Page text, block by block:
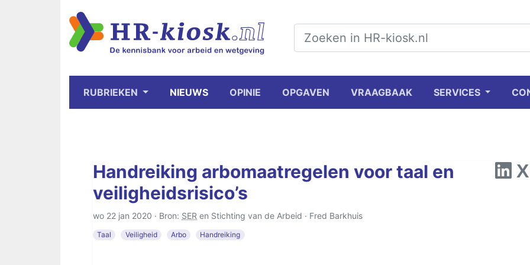
RUBRIEKEN NIEUWS OPINIE OPGAVEN VRAAGBAAK SERVICES
Handreiking arbomaatregelen voor taal en
veiligheidsrisico’s
wo 22 jan 2020 · Bron: SER en Stichting van de Arbeid · Fred Barkhuis
Taal Veiligheid Arbo Handreiking